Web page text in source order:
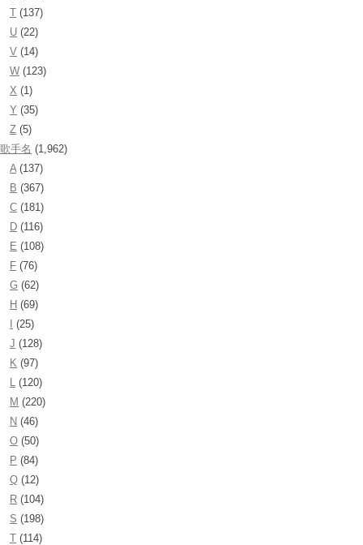
T (137)
U (22)
V (14)
W (123)
X (1)
Y (35)
Z (5)
歌手名 (1,962)
A(137)
B (367)
C (181)
D (116)
E (108)
F (76)
G (62)
H (69)
(25)
J (128)
K (97)
L (120)
M (220)
N (46)
O (50)
P (84)
Q (12)
R (104)
S (198)
T (114)